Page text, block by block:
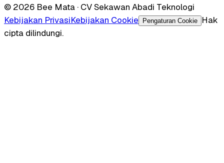
© 2026 Bee Mata · CV Sekawan Abadi Teknologi
Kebijakan PrivasiKebijakan Cookie Pengaturan Cookie
Hak
cipta dilindungi.